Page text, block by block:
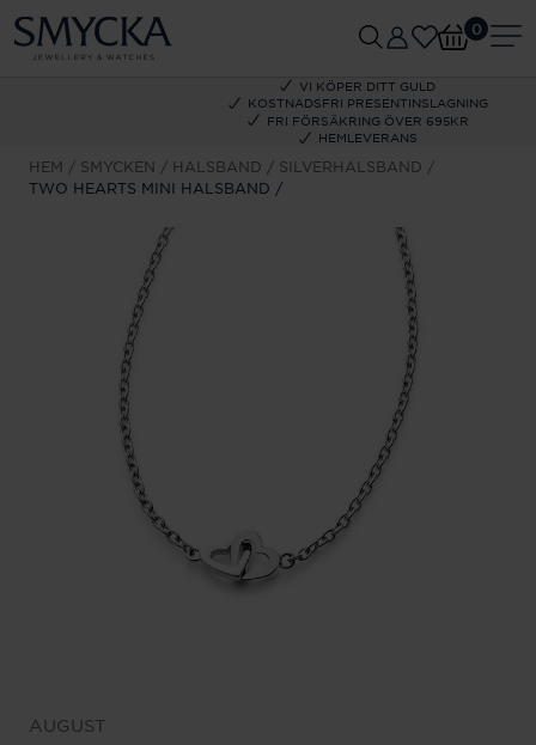
VI KÖPER DITT GULD
KOSTNADSFRI PRESENTINSLAGNING
FRI FÖRSÄKRING ÖVER 695KR
HEMLEVERANS
0
HEM SMYCKEN HALSBAND
SILVERHALSBAND
TWO HEARTS MINI HALSBAND
AUGUST